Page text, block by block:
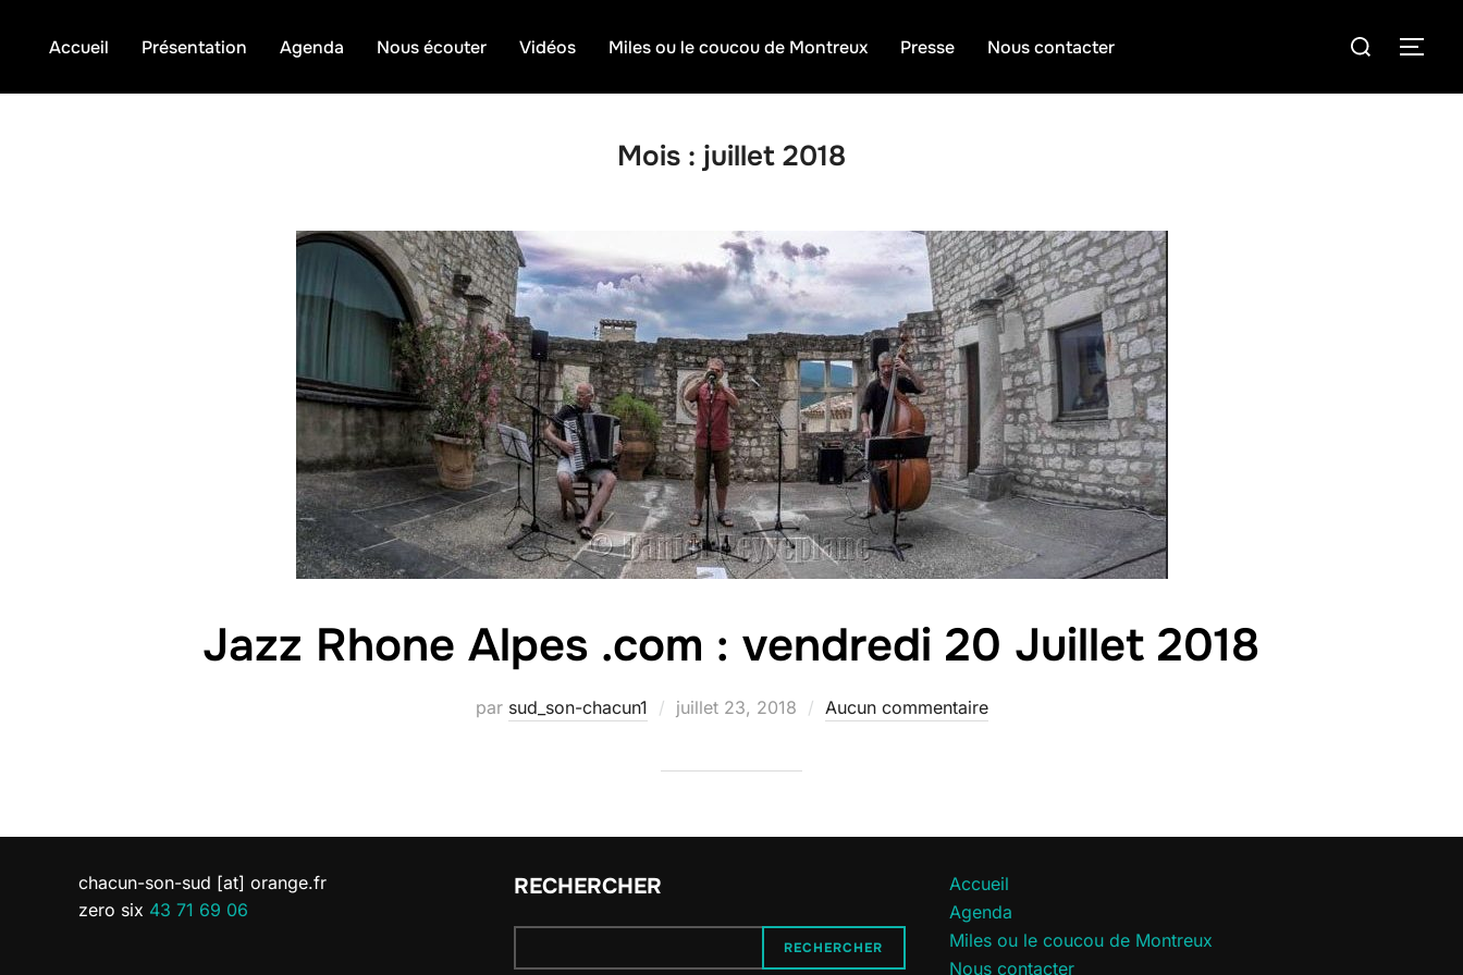
contenuAccueil Présentation Agenda Nous écouter Vidéos Miles ou le coucou de Montreux Presse Nous contacter
Mois : juillet 2018
Jazz Rhone Alpes .com : vendredi 20 Juillet 2018
par sud_son-chacun1
Publié
le
juillet 23, 2018 Aucun commentaire
chacun-son-sud [at] orange.fr
zero six 43 71 69 06
RECHERCHER
RECHERCHER
Accueil
Agenda
Miles ou le coucou de Montreux
Nous contacter